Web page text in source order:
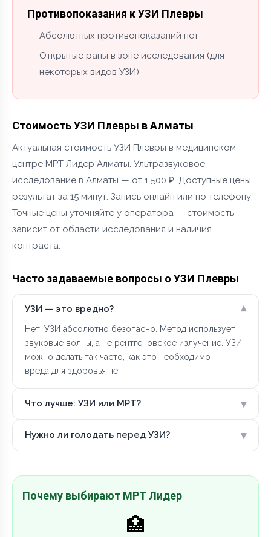
Противопоказания к УЗИ Плевры
Абсолютных противопоказаний нет
Открытые раны в зоне исследования (для
некоторых видов УЗИ)
Стоимость УЗИ Плевры в Алматы
Актуальная стоимость УЗИ Плевры в медицинском
центре МРТ Лидер Алматы. Ультразвуковое
исследование в Алматы — от 1 500 ₽. Доступные цены,
результат за 15 минут. Запись онлайн или по телефону.
Точные цены уточняйте у оператора — стоимость
зависит от области исследования и наличия
контраста.
Часто задаваемые вопросы о УЗИ Плевры
УЗИ — это вредно? ▾
Нет, УЗИ абсолютно безопасно. Метод использует
звуковые волны, а не рентгеновское излучение. УЗИ
можно делать так часто, как это необходимо —
вреда для здоровья нет.
Что лучше: УЗИ или МРТ? ▾
Нужно ли голодать перед УЗИ? ▾
Почему выбирают МРТ Лидер
🏥